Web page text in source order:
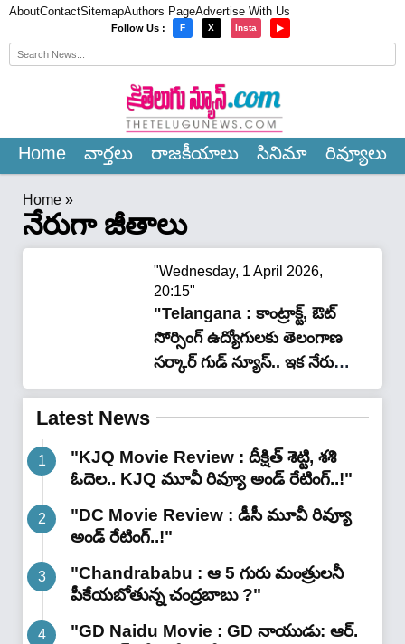
AboutContactSitemapAuthors PageAdvertise With Us
Follow Us : F X Insta ▶
Home వార్త‌లు రాజ‌కీయాలు సినిమా రివ్యూలు
Home »
నేరుగా జీతాలు
"Wednesday, 1 April 2026,
20:15"
"Telangana : కాంట్రాక్ట్, ఔట్
సోర్సింగ్ ఉద్యోగులకు తెలంగాణ
సర్కార్ గుడ్ న్యూస్.. ఇక నేరుగా
అకౌంట్లలోకే జీతాలు..!"
Latest News
"KJQ Movie Review : దీక్షిత్ శెట్టి, శశి
ఓదెల.. KJQ మూవీ రివ్యూ అండ్ రేటింగ్‌..!"
"DC Movie Review : డీసీ మూవీ రివ్యూ
అండ్ రేటింగ్‌..!"
"Chandrababu : ఆ 5 గురు మంత్రులనీ
పీకేయబోతున్న చంద్రబాబు ?"
"GD Naidu Movie : GD నాయుడు: ఆర్.